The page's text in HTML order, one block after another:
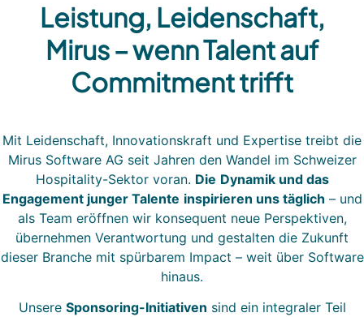
Leistung, Leidenschaft,
Mirus – wenn Talent auf
Commitment trifft
Mit Leidenschaft, Innovationskraft und Expertise treibt die
Mirus Software AG seit Jahren den Wandel im Schweizer
Hospitality-Sektor voran. Die Dynamik und das
Engagement junger Talente inspirieren uns täglich – und
als Team eröffnen wir konsequent neue Perspektiven,
übernehmen Verantwortung und gestalten die Zukunft
dieser Branche mit spürbarem Impact – weit über Software
hinaus.
Unsere Sponsoring-Initiativen sind ein integraler Teil